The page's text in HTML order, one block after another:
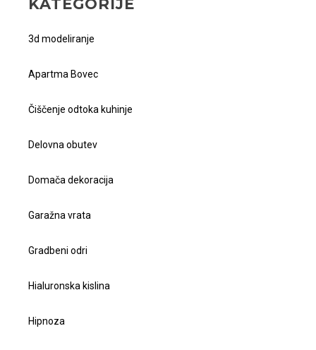
KATEGORIJE
3d modeliranje
Apartma Bovec
Čiščenje odtoka kuhinje
Delovna obutev
Domača dekoracija
Garažna vrata
Gradbeni odri
Hialuronska kislina
Hipnoza